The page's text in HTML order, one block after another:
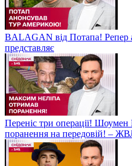
BALAGAN від Потапа!
представляє
Переніс три операції!
поранення на передовій! –